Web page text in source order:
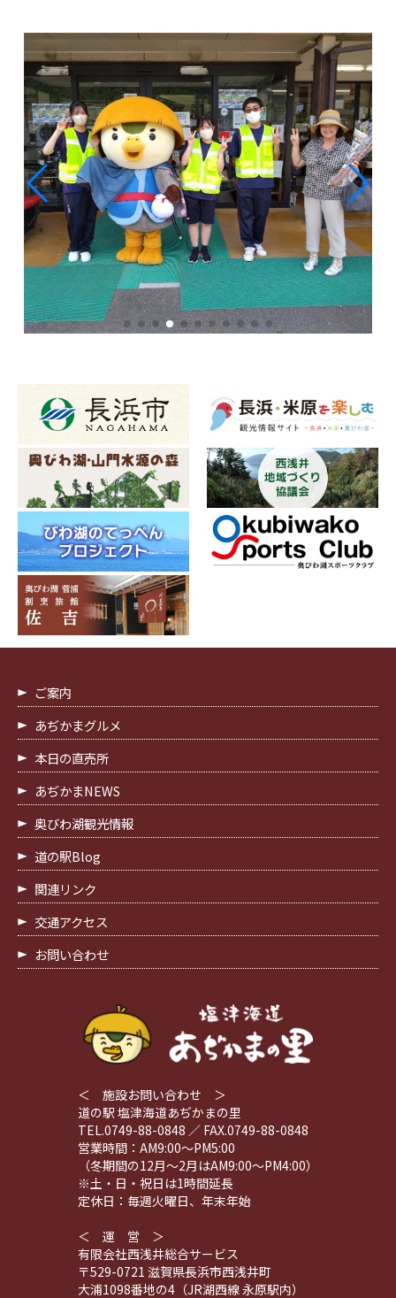
ご案内
あぢかまグルメ
本日の直売所
あぢかまNEWS
奥びわ湖観光情報
道の駅Blog
関連リンク
交通アクセス
お問い合わせ
＜ 施設お問い合わせ ＞
道の駅 塩津海道あぢかまの里
TEL.0749-88-0848 ／ FAX.0749-88-0848
営業時間：AM9:00～PM5:00
（冬期間の12月～2月はAM9:00～PM4:00）
※土・日・祝日は1時間延長
定休日：毎週火曜日、年末年始
＜ 運 営 ＞
有限会社西浅井総合サービス
〒529-0721 滋賀県長浜市西浅井町
大浦1098番地の4（JR湖西線 永原駅内）